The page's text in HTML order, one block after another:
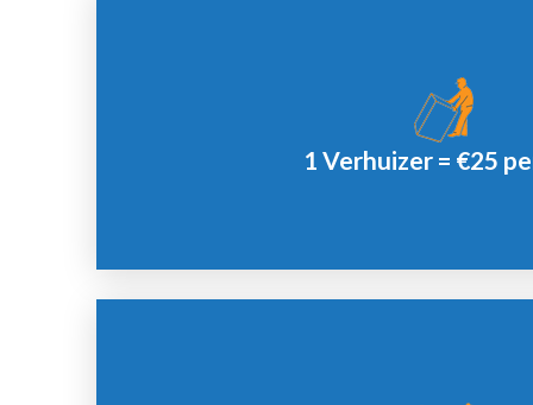
1 Verhuizer = €25
Minimale afname 2 uur.
Offerte